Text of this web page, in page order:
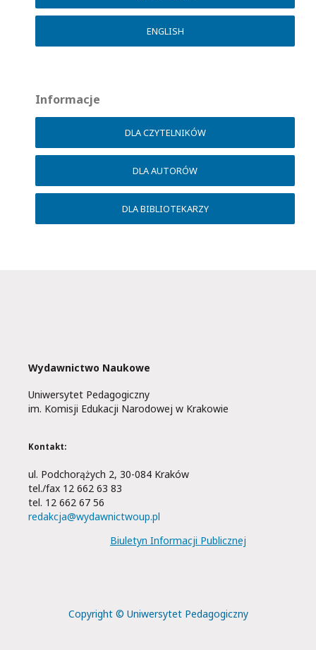
ENGLISH
Informacje
DLA CZYTELNIKÓW
DLA AUTORÓW
DLA BIBLIOTEKARZY
Wydawnictwo Naukowe
Uniwersytet Pedagogiczny
im. Komisji Edukacji Narodowej w Krakowie
Kontakt:
ul. Podchorążych 2, 30-084 Kraków
tel./fax 12 662 63 83
tel. 12 662 67 56
redakcja@wydawnictwoup.pl
Biuletyn Informacji Publicznej
Copyright © Uniwersytet Pedagogiczny